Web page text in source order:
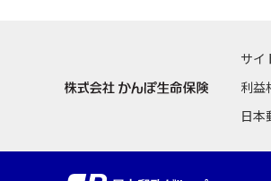
サイ
利益
日本